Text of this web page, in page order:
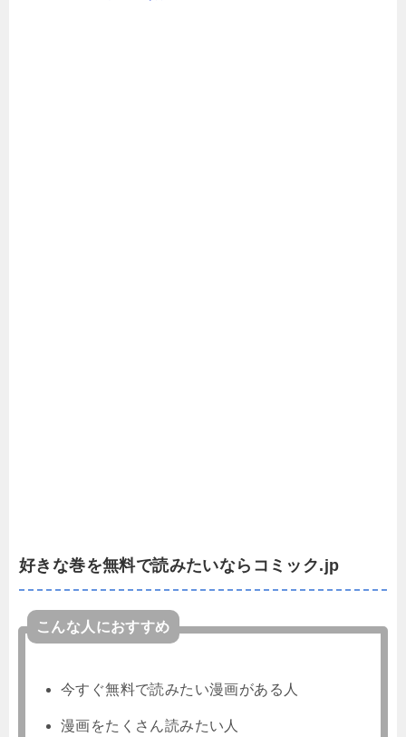
好きな巻を無料で読みたいならコミック.jp
こんな人におすすめ
今すぐ無料で読みたい漫画がある人
漫画をたくさん読みたい人